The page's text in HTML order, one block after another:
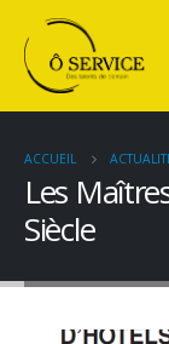
ACCUEIL
Les
Siècle